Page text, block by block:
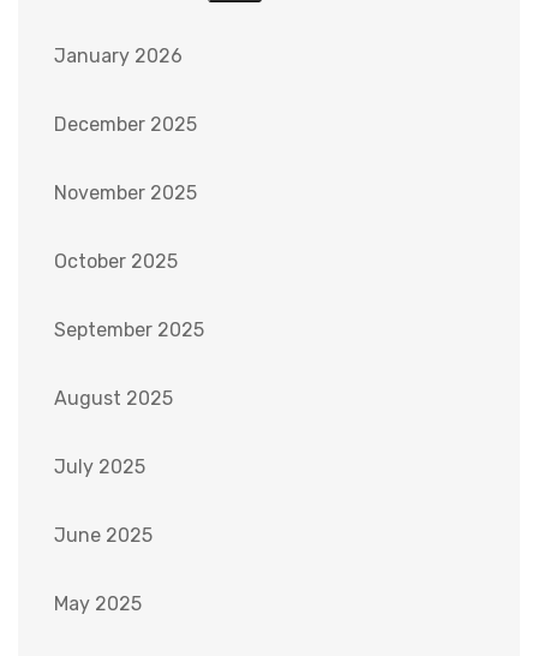
January 2026
December 2025
November 2025
October 2025
September 2025
August 2025
July 2025
June 2025
May 2025